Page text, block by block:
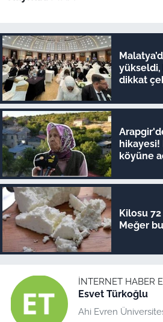
yükseldi,
dikkat
hikayesi!
köyüne
Kilosu 72
Meğer
İNTERNET HABER
Esvet Türkoğlu
Ahi Evren